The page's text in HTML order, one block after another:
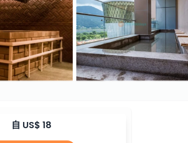
自 US$ 18